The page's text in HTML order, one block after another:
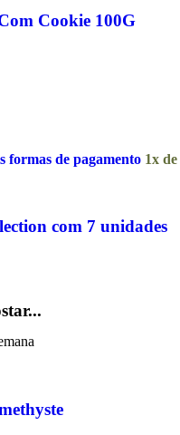
Cookie 100G
formas de pagamento 1x de
com 7 unidades